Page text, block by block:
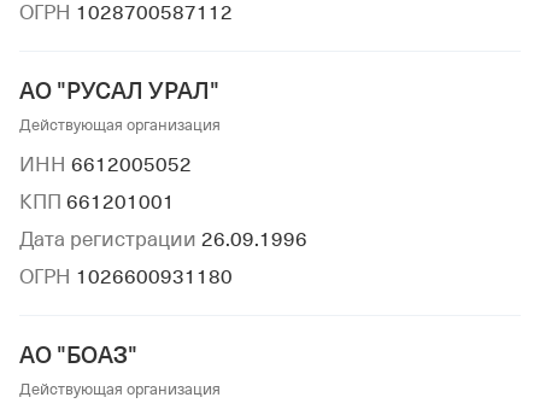
ОГРН 1028700587112
АО "РУСАЛ УРАЛ"
Действующая организация
ИНН 6612005052
КПП 661201001
Дата регистрации 26.09.1996
ОГРН 1026600931180
АО "БОАЗ"
Действующая организация